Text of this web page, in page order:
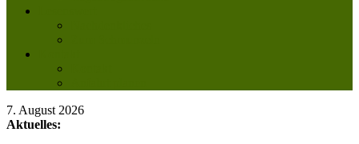
7. August 2026
Aktuelles: